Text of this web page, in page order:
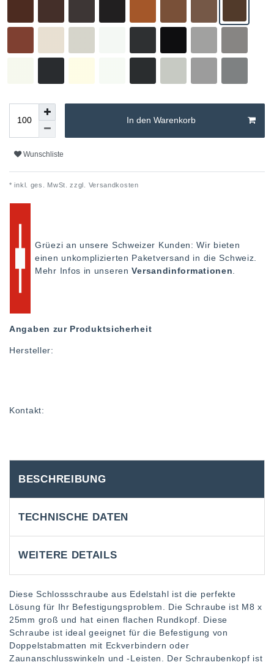
In den Warenkorb
Wunschliste
* inkl. ges. MwSt. zzgl. Versandkosten
Grüezi an unsere Schweizer Kunden: Wir bieten
einen unkomplizierten Paketversand in die Schweiz.
Mehr Infos in unserenVersandinformationen
Angaben zur Produktsicherheit
Hersteller:
Kontakt:
BESCHREIBUNG
TECHNISCHE DATEN
WEITERE DETAILS
Diese Schlossschraube aus Edelstahl ist die perfekte
Lösung für Ihr Befestigungsproblem. Die Schraube ist M8 x
25mm groß und hat einen flachen Rundkopf. Diese
Schraube ist ideal geeignet für die Befestigung von
Doppelstabmatten mit Eckverbindern oder
Zaunanschlusswinkeln und -Leisten. Der Schraubenkopf ist